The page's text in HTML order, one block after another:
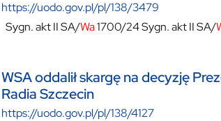
https://uodo.gov.pl/pl/138/3479
Sygn. akt II SA/Wa1700/24 Sygn. akt II SA/
WSA oddalił skargę na decyzję
Radia Szczecin
https://uodo.gov.pl/pl/138/4127